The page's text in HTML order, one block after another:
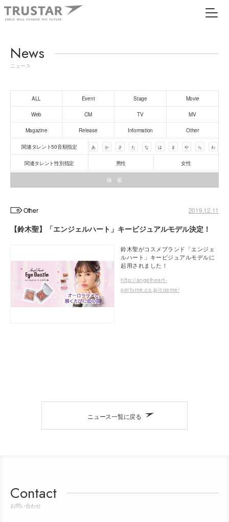
News
ニュース
ALL Event Stage Movie
Web CM TV MV
Magazine Release Information Other
関連タレント50音順指定 あ か さ た な は ま や ら わ
関連タレント性別指定 男性 女性
Other 2019.12.11
【鈴木聖】「エンジェルハート」キービジュアルモデル決定！
鈴木聖がコスメブランド「エンジェ
ルハート」キービジュアルモデルに
起用されました！
http://angelheart-
perfume.co.jp/cosme/
ニュース一覧に戻る
Contact
お問い合わせ